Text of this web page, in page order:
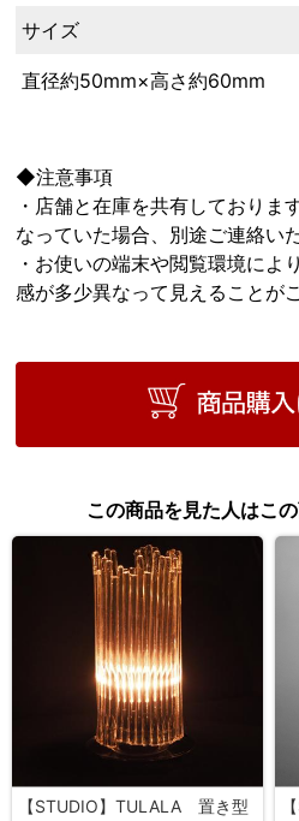
サイズ
直径約50mm×高さ約60mm
◆注意事項
・店舗と在庫を共有しておりま
なっていた場合、別途ご連絡い
・お使いの端末や閲覧環境によ
感が多少異なって見えることが
この商品を見た人はこ
【STUDIO】TULALA 置き型